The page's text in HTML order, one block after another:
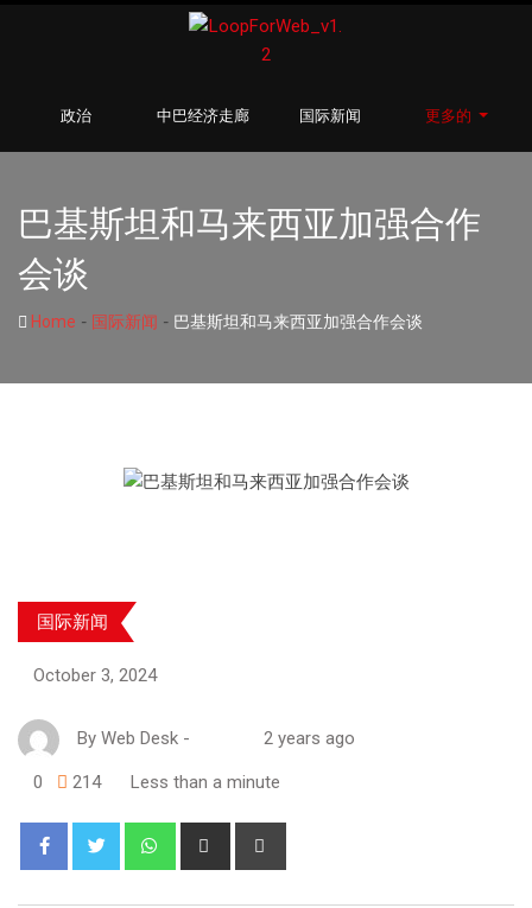
政治 中巴经济走廊 国际新闻 更多的
巴基斯坦和马来西亚加强合作
会谈
Home - 国际新闻 - 巴基斯坦和马来西亚加强合作会谈
国际新闻
October 3, 2024
By Web Desk - 2 years ago
0 214 Less than a minute